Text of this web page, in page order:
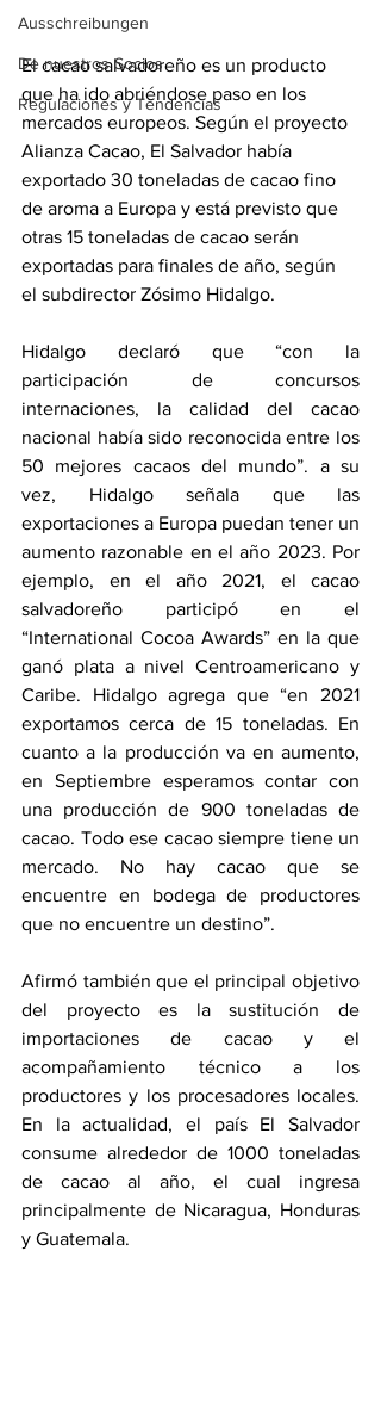
Ausschreibungen
De nuestros Socios
Regulaciones y Tendencias
El cacao salvadoreño es un producto
que ha ido abriéndose paso en los
mercados europeos. Según el proyecto
Alianza Cacao, El Salvador había
exportado 30 toneladas de cacao fino
de aroma a Europa y está previsto que
otras 15 toneladas de cacao serán
exportadas para finales de año, según
el subdirector Zósimo Hidalgo.
Hidalgo declaró que “con la
participación de concursos
internaciones, la calidad del cacao
nacional había sido reconocida entre los
50 mejores cacaos del mundo”. a su
vez, Hidalgo señala que las
exportaciones a Europa puedan tener un
aumento razonable en el año 2023. Por
ejemplo, en el año 2021, el cacao
salvadoreño participó en el
“International Cocoa Awards” en la que
ganó plata a nivel Centroamericano y
Caribe. Hidalgo agrega que “en 2021
exportamos cerca de 15 toneladas. En
cuanto a la producción va en aumento,
en Septiembre esperamos contar con
una producción de 900 toneladas de
cacao. Todo ese cacao siempre tiene un
mercado. No hay cacao que se
encuentre en bodega de productores
que no encuentre un destino”.
Afirmó también que el principal objetivo
del proyecto es la sustitución de
importaciones de cacao y el
acompañamiento técnico a los
productores y los procesadores locales.
En la actualidad, el país El Salvador
consume alrededor de 1000 toneladas
de cacao al año, el cual ingresa
principalmente de Nicaragua, Honduras
y Guatemala.